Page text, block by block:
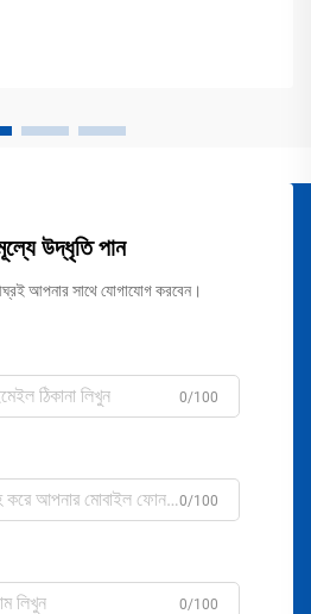
উদ্ধৃতি পান
আপনার সাথে যোগাযোগ করবেন।
0/100
0/100
0/100